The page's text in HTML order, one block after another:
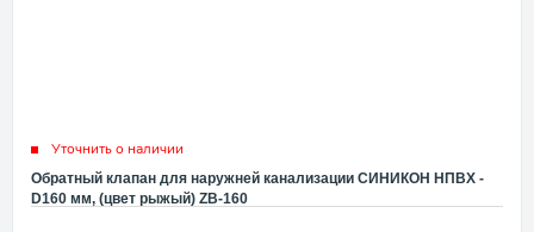
Уточнить о наличии
Обратный клапан для наружней канализации СИНИКОН НПВХ -
D160 мм, (цвет рыжый) ZB-160